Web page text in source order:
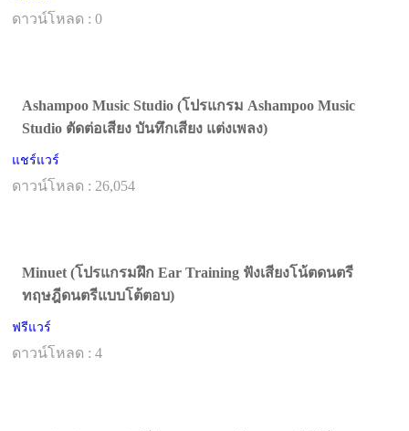
ดาวน์โหลด : 0
Ashampoo Music Studio (โปรแกรม Ashampoo Music
Studio ตัดต่อเสียง บันทึกเสียง แต่งเพลง)
แชร์แวร์
ดาวน์โหลด : 26,054
Minuet (โปรแกรมฝึก Ear Training ฟังเสียงโน้ตดนตรี
ทฤษฎีดนตรีแบบโต้ตอบ)
ฟรีแวร์
ดาวน์โหลด : 4